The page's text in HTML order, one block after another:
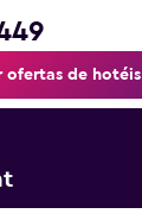
ofertas de hotéis